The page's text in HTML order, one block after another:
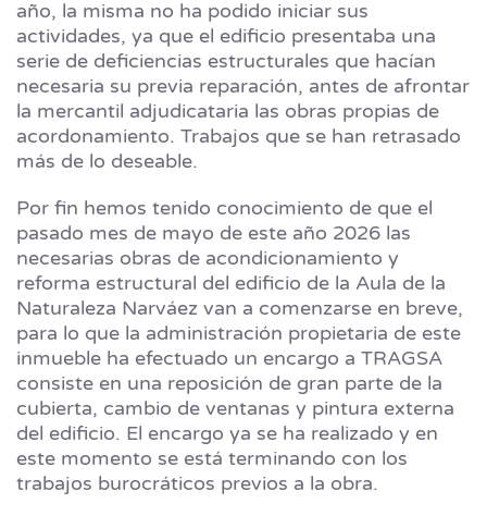
año, la misma no ha podido iniciar sus
actividades, ya que el edificio presentaba una
serie de deficiencias estructurales que hacían
necesaria su previa reparación, antes de afrontar
la mercantil adjudicataria las obras propias de
acordonamiento. Trabajos que se han retrasado
más de lo deseable.
Por fin hemos tenido conocimiento de que el
pasado mes de mayo de este año 2026 las
necesarias obras de acondicionamiento y
reforma estructural del edificio de la Aula de la
Naturaleza Narváez van a comenzarse en breve,
para lo que la administración propietaria de este
inmueble ha efectuado un encargo a TRAGSA
consiste en una reposición de gran parte de la
cubierta, cambio de ventanas y pintura externa
del edificio. El encargo ya se ha realizado y en
este momento se está terminando con los
trabajos burocráticos previos a la obra.